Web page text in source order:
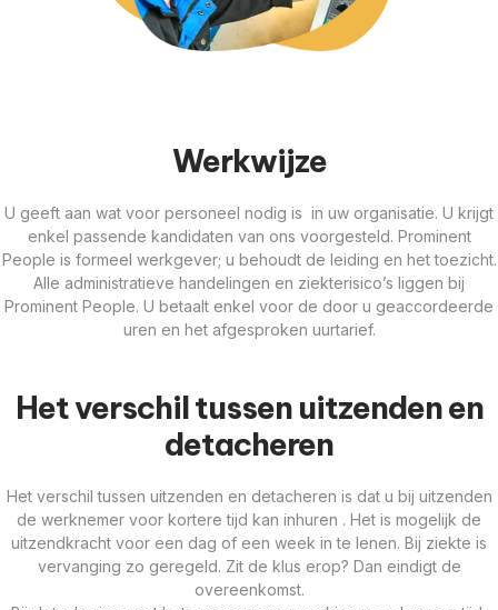
Werkwijze
U geeft aan wat voor personeel nodig is in uw organisatie. U krijgt
enkel passende kandidaten van ons voorgesteld. Prominent
People is formeel werkgever; u behoudt de leiding en het toezicht.
Alle administratieve handelingen en ziekterisico’s liggen bij
Prominent People. U betaalt enkel voor de door u geaccordeerde
uren en het afgesproken uurtarief.
Het verschil tussen uitzenden en
detacheren
Het verschil tussen uitzenden en detacheren is dat u bij uitzenden
de werknemer voor kortere tijd kan inhuren . Het is mogelijk de
uitzendkracht voor een dag of een week in te lenen. Bij ziekte is
vervanging zo geregeld. Zit de klus erop? Dan eindigt de
overeenkomst.